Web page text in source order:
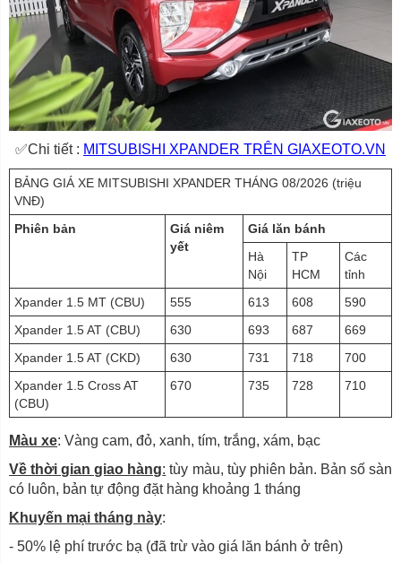
✅Chi tiết : MITSUBISHI XPANDER TRÊN GIAXEOTO.VN
BẢNG GIÁ XE MITSUBISHI XPANDER THÁNG 08/2026 (triệu
VNĐ)
Phiên bản
Giá niêm
yết
Giá lăn bánh
Hà
Nội
TP
HCM
Các
tỉnh
Xpander 1.5 MT (CBU)
555 613 608
590
Xpander 1.5 AT (CBU)
630 693 687
669
Xpander 1.5 AT (CKD)
630 731 718
700
Xpander 1.5 Cross AT
(CBU)
670 735 728 710
Màu xe: Vàng cam, đỏ, xanh, tím, trắng, xám, bạc
Về thời gian giao hàng: tùy màu, tùy phiên bản. Bản số sàn
có luôn, bản tự động đặt hàng khoảng 1 tháng
Khuyến mại tháng này:
- 50% lệ phí trước bạ (đã trừ vào giá lăn bánh ở trên)